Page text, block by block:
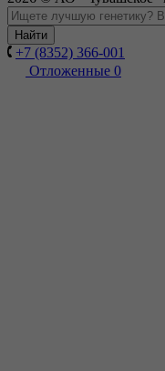
Найти
+7 (8352) 366-001
Отложенные 0